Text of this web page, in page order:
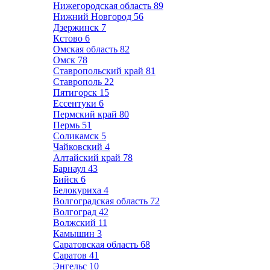
Нижегородская область 89
Нижний Новгород 56
Дзержинск 7
Кстово 6
Омская область 82
Омск 78
Ставропольский край 81
Ставрополь 22
Пятигорск 15
Ессентуки 6
Пермский край 80
Пермь 51
Соликамск 5
Чайковский 4
Алтайский край 78
Барнаул 43
Бийск 6
Белокуриха 4
Волгоградская область 72
Волгоград 42
Волжский 11
Камышин 3
Саратовская область 68
Саратов 41
Энгельс 10